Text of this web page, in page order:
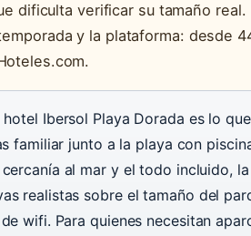
dificulta verificar su tamaño
y la plataforma: desde
hotel Ibersol Playa Dorada es lo
familiar junto a la playa con
al mar y el todo incluido,
realistas sobre el tamaño del
wifi. Para quienes necesitan